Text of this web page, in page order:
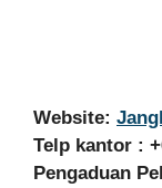
Website:
Telp kantor :
Pengaduan